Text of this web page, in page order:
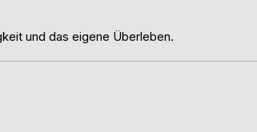
und das eigene Überleben.